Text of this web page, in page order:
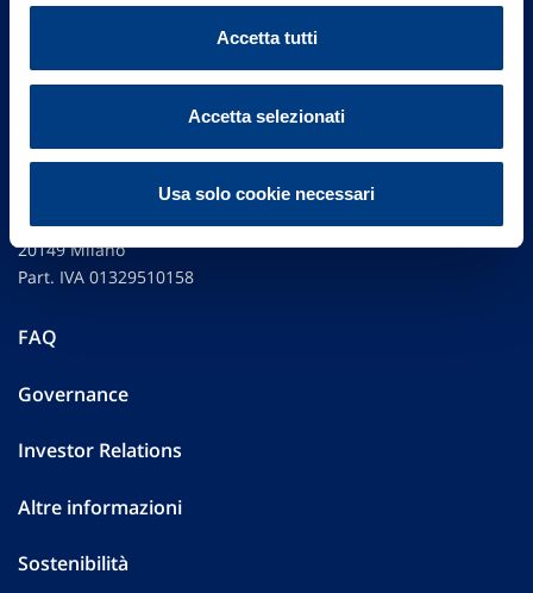
Accetta tutti
Accetta selezionati
Usa solo cookie necessari
Vittoria Assicurazioni S.p.A.
Via Ignazio Gardella, 2
20149 Milano
Part. IVA 01329510158
FAQ
Governance
Investor Relations
Altre informazioni
Sostenibilità